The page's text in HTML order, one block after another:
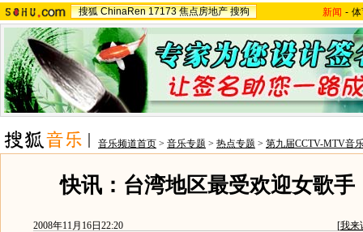
搜狐 ChinaRen 17173 焦点房地产 搜狗 新闻 -
音乐频道首页 > 音乐专题 > 热点专题 > 第九届CCTV-MTV音
快讯：台湾地区最受欢迎女歌手
2008年11月16日22:20 [我来